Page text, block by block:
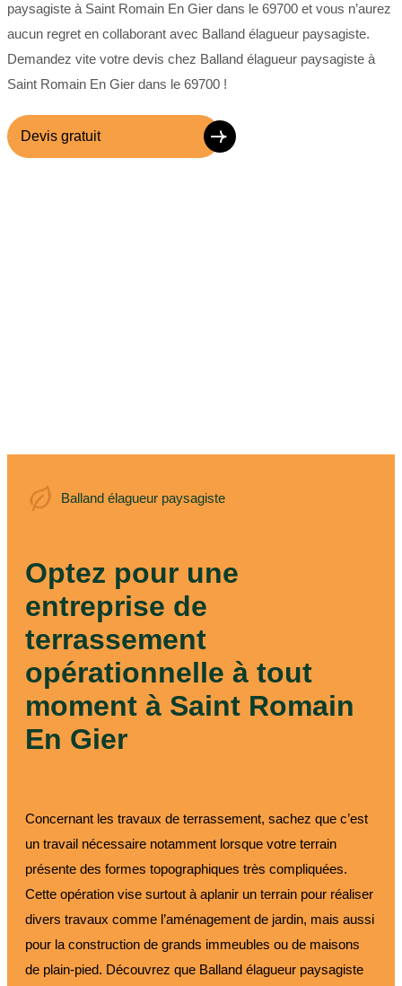
paysagiste à Saint Romain En Gier dans le 69700 et vous n’aurez
aucun regret en collaborant avec Balland élagueur paysagiste.
Demandez vite votre devis chez Balland élagueur paysagiste à
Saint Romain En Gier dans le 69700 !
Devis gratuit
Balland élagueur paysagiste
Balland élagueur
Optez pour une
entreprise de
terrassement
opérationnelle à tout
moment à Saint Romain
En Gier
Concernant les travaux de terrassement, sachez que c’est
un travail nécessaire notamment lorsque votre terrain
présente des formes topographiques très compliquées.
Cette opération vise surtout à aplanir un terrain pour réaliser
divers travaux comme l’aménagement de jardin, mais aussi
pour la construction de grands immeubles ou de maisons
de plain-pied. Découvrez que Balland élagueur paysagiste